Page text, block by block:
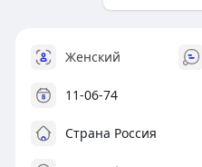
Женский
11-06-74
Страна Россия